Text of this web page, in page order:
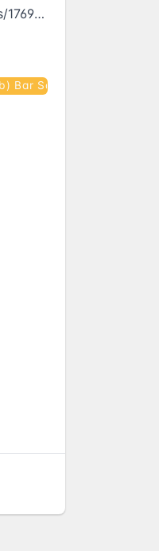
https://www.facebook.com/events/1769390613386890
Bar Salsa/latino